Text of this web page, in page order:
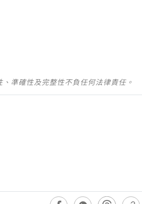
準確性及完整性不負任何法律責任。